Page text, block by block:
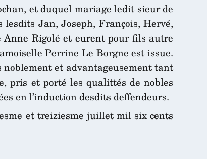
et duquel mariage ledit sieur de
Jan, Joseph, François, Hervé,
Anne Rigolé et eurent pour fils autre
Perrine Le Borgne est issue.
noblement et advantageusement tant
pris et porté les qualittés de nobles
en l’induction desdits deffendeurs.
et treiziesme juillet mil six cents